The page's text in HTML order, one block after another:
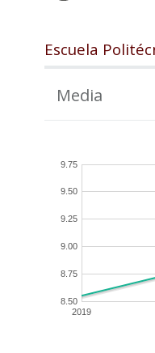
Escuela
Media
2019
8.50
8.75
9.00
9.25
9.50
9.75